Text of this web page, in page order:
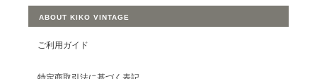
ABOUT KIKO VINTAGE
ご利用ガイド
特定商取引法に基づく表記